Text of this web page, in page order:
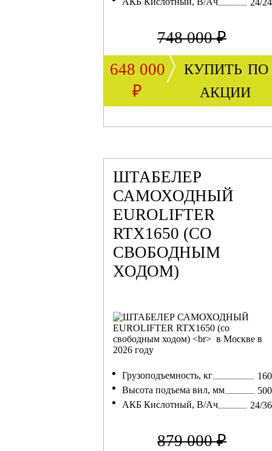
748 000 ₽
648 000
₽
купить по
акции
ШТАБЕЛЕР
САМОХОДНЫЙ
EUROLIFTER
RTX1650 (СО
СВОБОДНЫМ
ХОДОМ)
Грузоподъемность, кг
Высота подъема вил, мм
АКБ Кислотный, В/Ач
24/
879 000 ₽